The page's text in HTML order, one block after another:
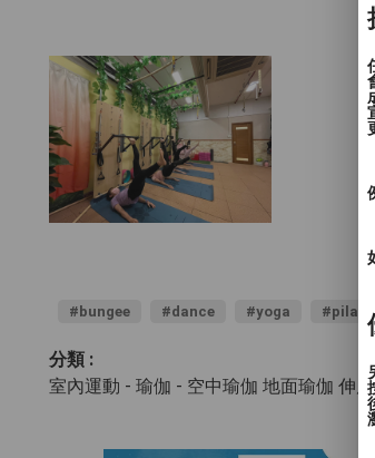
#bungee #dance #yoga
分類 :
室內運動 - 瑜伽 - 空中瑜伽 地面瑜伽 伸